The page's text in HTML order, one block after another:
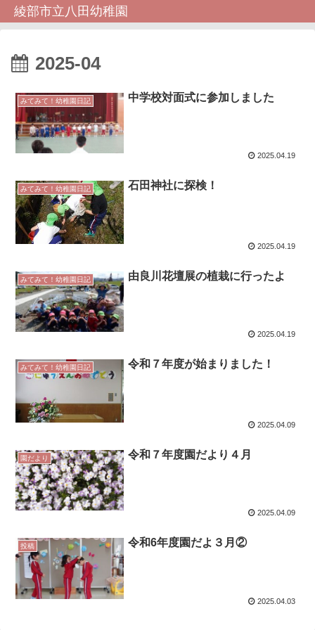
綾部市立八田幼稚園
2025-04
みてみて！幼稚園日記 中学校対面式に参加しました
2025.04.19
みてみて！幼稚園日記 石田神社に探検！
2025.04.19
みてみて！幼稚園日記 由良川花壇展の植栽に行ったよ
2025.04.19
みてみて！幼稚園日記 令和７年度が始まりました！
2025.04.09
園だより 令和７年度園だより４月
2025.04.09
投稿 令和6年度園だよ３月②
2025.04.03